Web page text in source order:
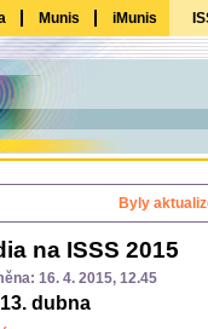
Munis iMunis
Byly
na ISSS 2015
16. 4. 2015, 12.45
dubna